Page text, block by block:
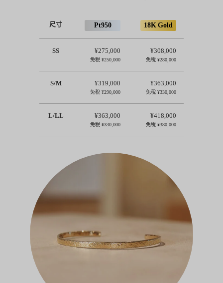
尺寸 Pt950 18K Gold
SS ¥275,000
免稅 ¥250,000
¥308,000
免稅 ¥280,000
S/M ¥319,000
免稅 ¥290,000
¥363,000
免稅 ¥330,000
L/LL ¥363,000
免稅 ¥330,000
¥418,000
免稅 ¥380,000